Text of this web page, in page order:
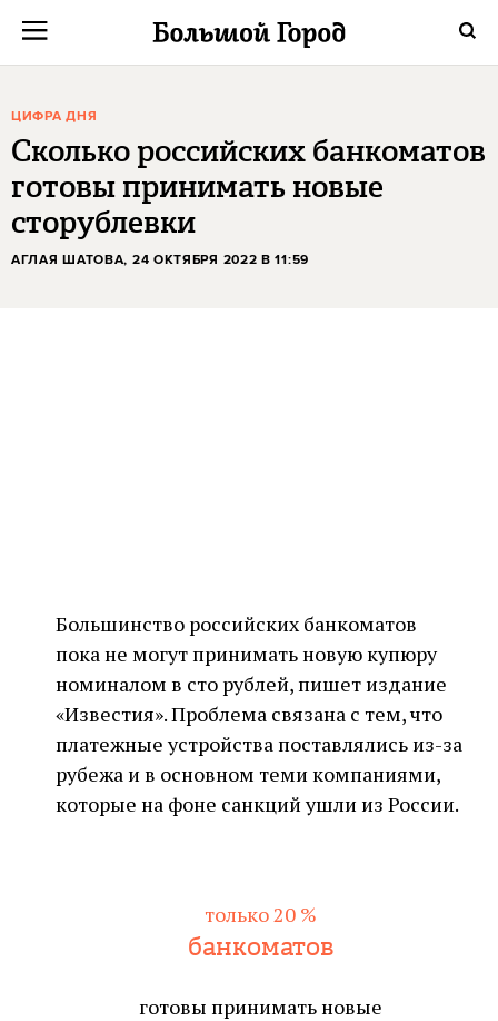
ЦИФРА ДНЯ
Сколько российских банкоматов
готовы принимать новые
сторублевки
АГЛАЯ ШАТОВА, 24 ОКТЯБРЯ 2022 В 11:59
Большинство российских банкоматов
пока не могут принимать новую купюру
номиналом в сто рублей, пишет издание
«Известия». Проблема связана с тем, что
платежные устройства поставлялись из-за
рубежа и в основном теми компаниями,
которые на фоне санкций ушли из России.
только 20 %
банкоматов
готовы принимать новые